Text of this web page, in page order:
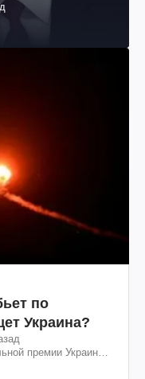
по
Украина?
премии Украины